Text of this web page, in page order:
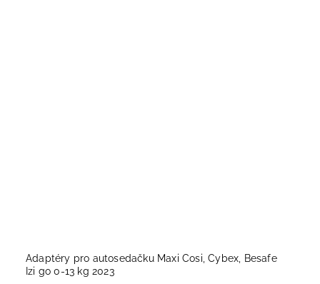
Adaptéry pro autosedačku Maxi Cosi, Cybex, Besafe
Izi go 0-13 kg 2023